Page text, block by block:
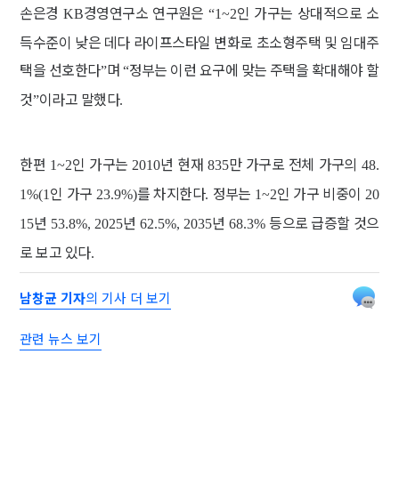
손은경 KB경영연구소 연구원은 “1~2인 가구는 상대적으로 소
득수준이 낮은 데다 라이프스타일 변화로 초소형주택 및 임대주
택을 선호한다”며 “정부는 이런 요구에 맞는 주택을 확대해야 할
것”이라고 말했다.
한편 1~2인 가구는2010년 현재 835만 가구로 전체 가구의 48.
1%(1 인 가구 23.9%)를 차지한다. 정부는 1~2인 가구 비중이 20
15년 53.8%, 2025년 62.5%, 2035년 68.3% 등으로 급증할 것으
로 보고 있다.
남창균 기자의 기사 더 보기
관련 뉴스 보기